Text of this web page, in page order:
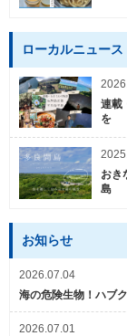
ローカルニュース
連載
を
おき
島
お知らせ
2026.07.04
海の危険生物！ハブ
2026.07.01